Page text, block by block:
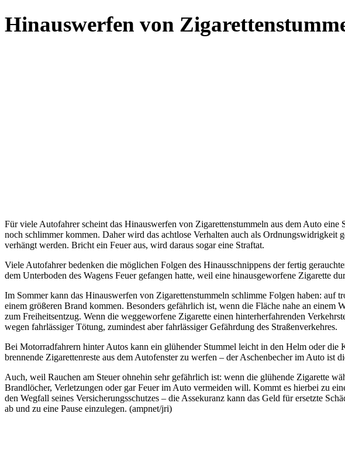
Hinauswerfen von
Für viele Autofahrer scheint das Hinauswerfen von Zigarettenstummeln aus dem Auto
noch schlimmer kommen. Daher wird das achtlose Verhalten auch als
verhängt werden. Bricht ein Feuer aus, wird daraus sogar eine Straftat.
Viele Autofahrer bedenken die möglichen Folgen des Hinausschnippens der fertig
dem Unterboden des Wagens Feuer gefangen hatte, weil eine hinausgeworfene
Im Sommer kann das Hinauswerfen von Zigarettenstummeln schlimme Folgen haben: auf
einem größeren Brand kommen. Besonders gefährlich ist, wenn die Fläche nahe an
zum Freiheitsentzug. Wenn die weggeworfene Zigarette einen hinterherfahrenden
wegen fahrlässiger Tötung, zumindest aber fahrlässiger Gefährdung des Straßenverkehres.
Bei Motorradfahrern hinter Autos kann ein glühender Stummel leicht in den Helm oder
brennende Zigarettenreste aus dem Autofenster zu werfen – der Aschenbecher im Auto ist
Auch, weil Rauchen am Steuer ohnehin sehr gefährlich ist: wenn die glühende Zigarette
Brandlöcher, Verletzungen oder gar Feuer im Auto vermeiden will. Kommt es hierbei zu
den Wegfall seines Versicherungsschutzes – die Assekuranz kann das Geld für ersetzte
ab und zu eine Pause einzulegen. (ampnet/jri)